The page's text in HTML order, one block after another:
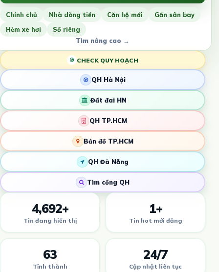
Chính chủ Nhà dòng tiền Căn hộ mới
Gần sân bay
Hẻm xe hơi
Sổ riêng
Tìm nâng cao →
CHECK QUY HOẠCH
QH Hà Nội
Đất đai HN
QH TP.HCM
Bản đồ TP.HCM
QH Đà Nẵng
Tìm cổng QH
4,692+
Tin đang hiển thị
1+
Tin hot mới đăng
63
Tỉnh thành
24/7
Cập nhật liên tục